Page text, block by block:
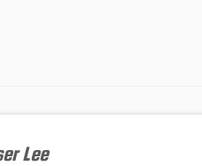
Lee